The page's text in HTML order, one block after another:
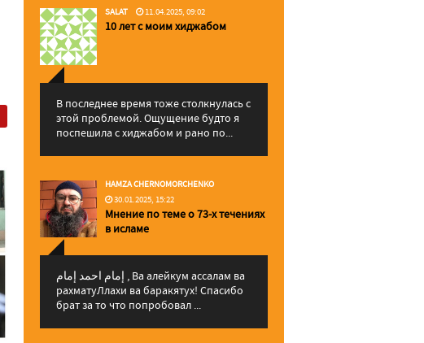
SALAT 11.04.2025, 09:02
10 лет с моим хиджабом
В последнее время тоже столкнулась с
этой проблемой. Ощущение будто я
поспешила с хиджабом и рано по...
HAMZA CHERNOMORCHENKO
30.01.2025, 15:22
Мнение по теме о 73-х течениях
в исламе
إمام احمد إمام , Ва алейкум ассалам ва
рахматуЛлахи ва баракятух! Спасибо
брат за то что попробовал ...